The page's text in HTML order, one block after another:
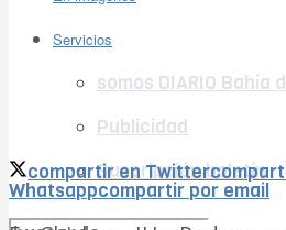
Servicios
somos DIARIO Bahía
Publicidad
Suscripción boletín
compartir en Twitter
Whatsappcompartir por email